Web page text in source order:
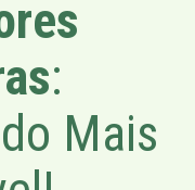
:
Mais